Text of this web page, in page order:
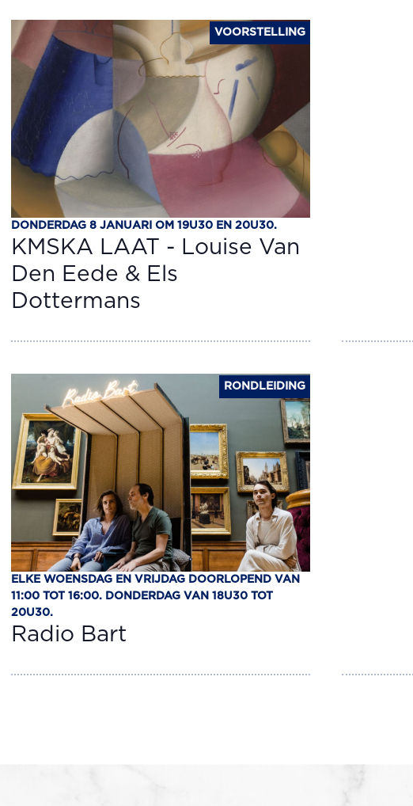
VOORSTELLING
DONDERDAG 8 JANUARI OM 19U30 EN 20U30.
KMSKA LAAT - Louise Van
Den Eede & Els
Dottermans
RONDLEIDING
ELKE WOENSDAG EN VRIJDAG DOORLOPEND VAN
11:00 TOT 16:00. DONDERDAG VAN 18U30 TOT
20U30.
Radio Bart